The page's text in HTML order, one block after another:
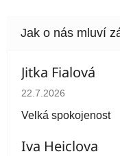
Jitka Fialová
Hodnocení obchodu
22.7.2026
Velká spokojenost
Iva Heiclova